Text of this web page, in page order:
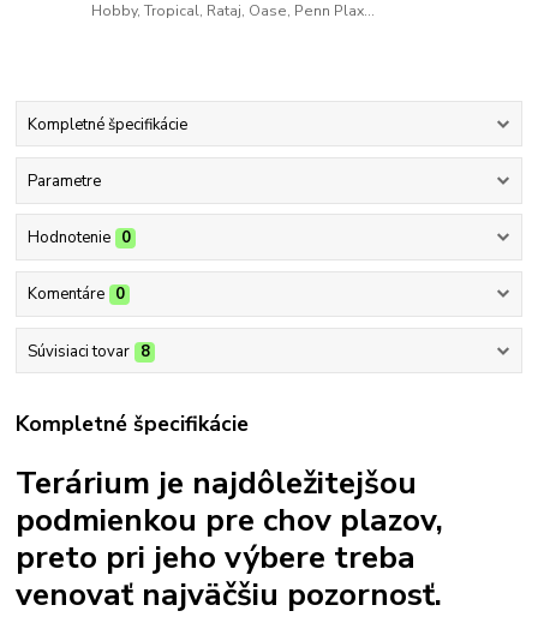
Hobby, Tropical, Rataj, Oase, Penn Plax...
Kompletné špecifikácie
Parametre
Hodnotenie 0
Komentáre 0
Súvisiaci tovar 8
Kompletné špecifikácie
Terárium je najdôležitejšou
podmienkou pre chov plazov,
preto pri jeho výbere treba
venovať najväčšiu pozornosť.